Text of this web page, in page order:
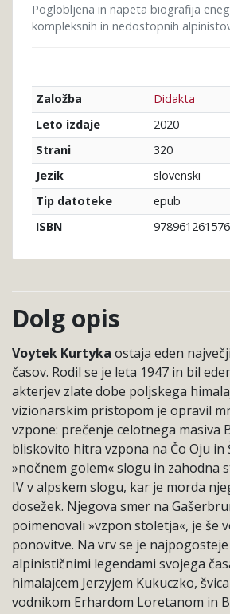
Poglobljena in napeta biografija
kompleksnih in nedostopnih
Založba
Didakta
Leto izdaje
2020
Strani
320
Jezik
slovenski
Tip datoteke
epub
ISBN
Dolg opis
Voytek Kurtyka ostaja eden
časov. Rodil se je leta 1947 in bil
akterjev zlate dobe poljskega
vizionarskim pristopom je opravil
vzpone: prečenje celotnega masiva
bliskovito hitra vzpona na Čo Oju in
»nočnem golem« slogu in zahodna
IV v alpskem slogu, kar je morda
dosežek. Njegova smer na
poimenovali »vzpon stoletja«, je še
ponovitve. Na vrv se je
alpinističnimi legendami svojega
himalajcem Jerzyjem Kukuczko,
vodnikom Erhardom Loretanom in